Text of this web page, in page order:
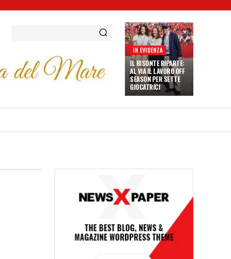
IN EVIDENZA
IL BISONTE RIPARTE:
AL VIA IL LAVORO OFF
SEASON PER SETTE
GIOCATRICI